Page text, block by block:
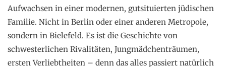
Aufwachsen in einer modernen, gutsituierten jüdischen
Familie. Nicht in Berlin oder einer anderen Metropole,
sondern in Bielefeld. Es ist die Geschichte von
schwesterlichen Rivalitäten, Jungmädchenträumen,
ersten Verliebtheiten – denn das alles passiert natürlich